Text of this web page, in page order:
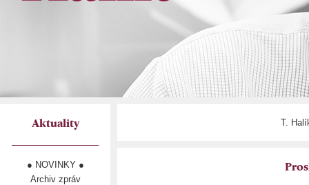
Aktuality
● NOVINKY ●
Archiv zpráv
T.